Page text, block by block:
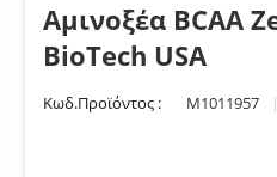
Αμινοξέα BCAA
BioTech USA
Κωδ.Προϊόντος : M1011957 |